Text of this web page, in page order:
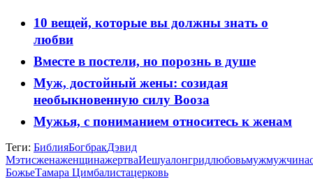
10 вещей, которые вы должны знать о
любви
Вместе в постели, но порознь в душе
Муж, достойный жены: созидая
необыкновенную силу Вооза
Мужья, с пониманием относитесь к женам
Теги: БиблияБогбракДэвид
МэтисженаженщинажертваИешуалонгридлюбовьмужмужчина
БожьеТамара Цимбалистацерковь